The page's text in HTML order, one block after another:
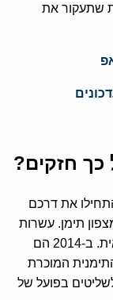
שתעקור את
כך חזקים?
את דרכם
מצפון תימן. עשרות
שנות הזנחה ושוליות הפכו אותם לתנועה צבאית. ב-2014 הם
המוכרת
בפועל של